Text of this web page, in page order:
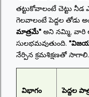
తట్టుకోవాలంటే చెట్టు
గెలవాలంటే పెద్దల తోడు
మాత్రమే" అని నమ్మి, వారి
సులభమవుతుంది.
నేర్పిన క్రమశిక్షణతో సాగాలి.
విభాగం పెద్దల